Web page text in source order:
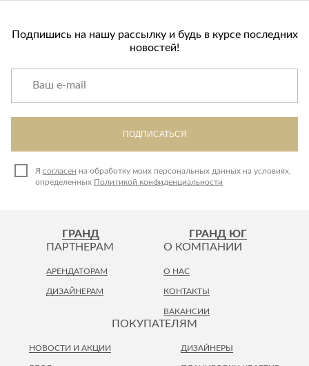
Подпишись на нашу рассылку и будь в курсе последних
новостей!
ПОДПИСАТЬСЯ
Я согласен на обработку моих персональных данных на условиях,
определенных Политикой конфиденциальности
ГРАНД ГРАНД ЮГ
ПОКУПАТЕЛЯМ
НОВОСТИ И АКЦИИ ДИЗАЙНЕРЫ
ПАРТНЕРАМ
АРЕНДАТОРАМ
ДИЗАЙНЕРАМ
О КОМПАНИИ
О НАС
КОНТАКТЫ
ВАКАНСИИ